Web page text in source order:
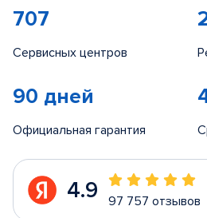
707
Сервисных центров
90 дней
Официальная гарантия
4.9 97 757 отзывов